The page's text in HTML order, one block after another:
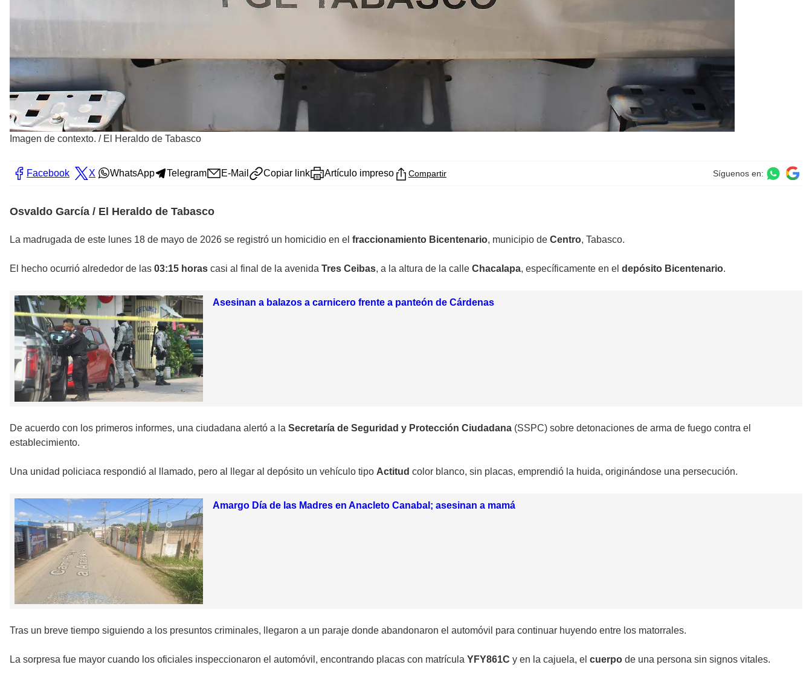
Imagen de contexto. / El Heraldo de Tabasco
Facebook X WhatsApp Telegram E-Mail Copiar link Artículo impreso Compartir Síguenos en:
Osvaldo García / El Heraldo de Tabasco
La madrugada de este lunes 18 de mayo de 2026 se registró un homicidio en el fraccionamiento Bicentenario, municipio de Centro, Tabasco.
El hecho ocurrió alrededor de las 03:15 horas casi al final de la avenida Tres Ceibas, a la altura de la calle Chacalapa, específicamente en el depósito Bicentenario.
Asesinan a balazos a carnicero frente a panteón de Cárdenas
De acuerdo con los primeros informes, una ciudadana alertó a la Secretaría de Seguridad y Protección Ciudadana (SSPC) sobre detonaciones de arma de fuego contra el
establecimiento.
Una unidad policiaca respondió al llamado, pero al llegar al depósito un vehículo tipo Actitud color blanco, sin placas, emprendió la huida, originándose una persecución.
Amargo Día de las Madres en Anacleto Canabal; asesinan a mamá
Tras un breve tiempo siguiendo a los presuntos criminales, llegaron a un paraje donde abandonaron el automóvil para continuar huyendo entre los matorrales.
La sorpresa fue mayor cuando los oficiales inspeccionaron el automóvil, encontrando placas con matrícula YFY861C y en la cajuela, el cuerpo de una persona sin signos vitales.